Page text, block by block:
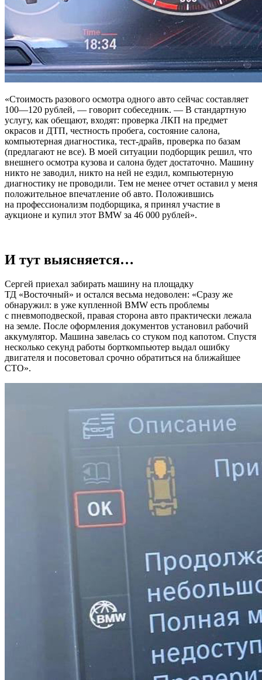
«Стоимость разового осмотра одного авто сейчас составляет
100—120 рублей, — говорит собеседник. — В стандартную
услугу, как обещают, входят: проверка ЛКП на предмет
окрасов и ДТП, честность пробега, состояние салона,
компьютерная диагностика, тест-драйв, проверка по базам
(предлагают не все). В моей ситуации подборщик решил, что
внешнего осмотра кузова и салона будет достаточно. Машину
никто не заводил, никто на ней не ездил, компьютерную
диагностику не проводили. Тем не менее отчет оставил у меня
положительное впечатление об авто. Положившись
на профессионализм подборщика, я принял участие в
аукционе и купил этот BMW за 46 000 рублей».
И тут выясняется…
Сергей приехал забирать машину на площадку
ТД «Восточный» и остался весьма недоволен: «Сразу же
обнаружил: в уже купленной BMW есть проблемы
с пневмоподвеской, правая сторона авто практически лежала
на земле. После оформления документов установил рабочий
аккумулятор. Машина завелась со стуком под капотом. Спустя
несколько секунд работы борткомпьютер выдал ошибку
двигателя и посоветовал срочно обратиться на ближайшее
СТО».